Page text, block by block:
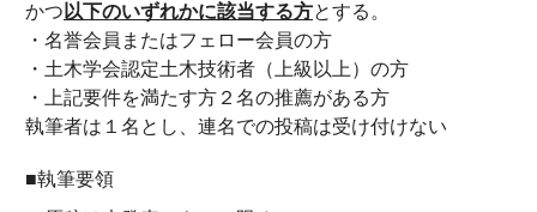
かつ 以下のいずれかに該当する方とする。
・名誉会員またはフェロー会員の方
・土木学会認定土木技術者（上級以上）の方
・上記要件を満たす方２名の推薦がある方
執筆者は１名とし、連名での投稿は受け付けない
■執筆要領